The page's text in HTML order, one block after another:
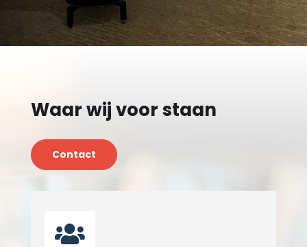
Waar wij voor staan
Contact
